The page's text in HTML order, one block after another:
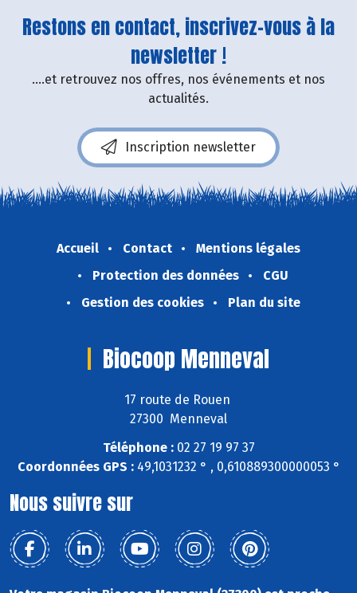
Restons en contact, inscrivez-vous à la
newsletter !
....et retrouvez nos offres, nos événements et nos
actualités.
Inscription newsletter
Accueil Contact
Mentions légales
Protection des données
CGU
Gestion des cookies
Plan du site
Biocoop Menneval
17 route de Rouen
27300 Menneval
Téléphone :02 27 19 97 37
Coordonnées GPS :49,1031232 ° , 0,610889300000053 °
Nous suivre sur